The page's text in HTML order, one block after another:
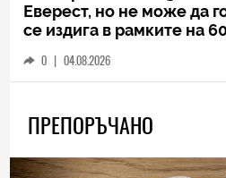
Еверест, но не може да
се издига в рамките на
0 | 04.08.2026
ПРЕПОРЪЧАНО